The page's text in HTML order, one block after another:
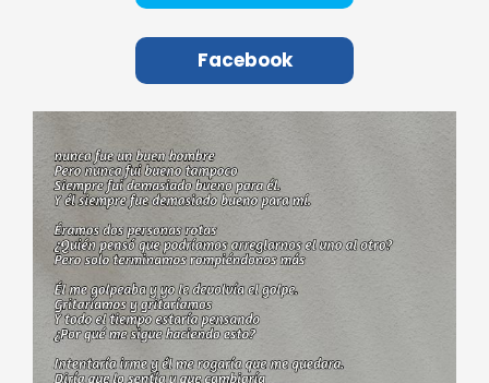
Facebook